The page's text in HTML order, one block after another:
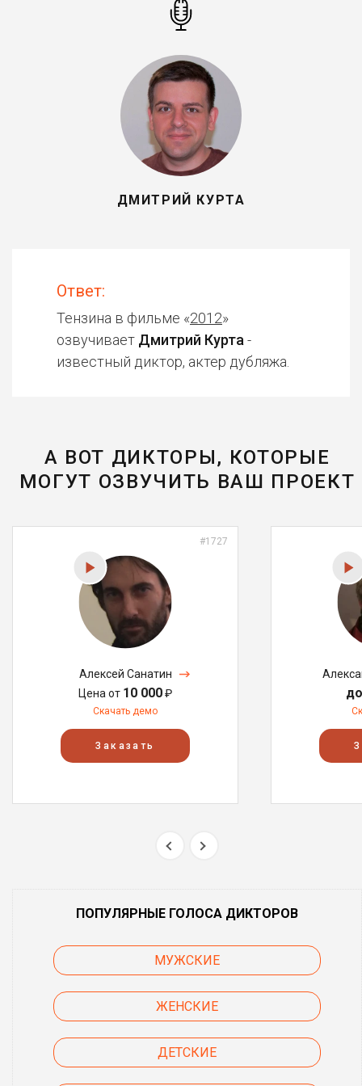
ДМИТРИЙ КУРТА
Ответ:
Тензина в фильме «2012»
озвучивает Дмитрий Курта -
известный диктор, актер дубляжа.
А ВОТ ДИКТОРЫ, КОТОРЫЕ
МОГУТ ОЗВУЧИТЬ ВАШ ПРОЕКТ
#1727
Алексей Санатин
Цена от 10 000₽
Скачать демо
Заказать
ПОПУЛЯРНЫЕ ГОЛОСА ДИКТОРОВ
МУЖСКИЕ
ЖЕНСКИЕ
ДЕТСКИЕ